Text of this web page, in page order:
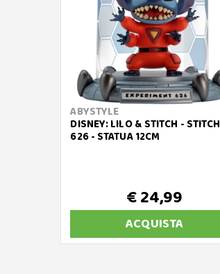
ABYSTYLE
DISNEY: LILO & STITCH - STITCH
626 - STATUA 12CM
€ 24,99
ACQUISTA